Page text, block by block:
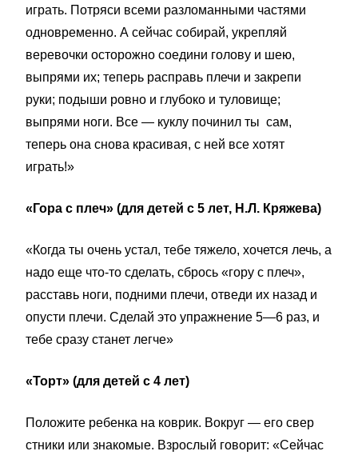
играть. Потряси всеми разломанными частями
одновременно. А сейчас собирай, укрепляй
веревочки осторожно соедини голову и шею,
выпрями их; теперь расправь плечи и закрепи
руки; подыши ровно и глубоко и туловище;
выпрями ноги. Все — куклу починил ты сам,
теперь она снова красивая, с ней все хотят
играть!»
«Гора с плеч» (для детей с 5 лет, Н.Л. Кряжева)
«Когда ты очень устал, тебе тяжело, хочется лечь, а
надо еще что-то сделать, сбрось «гору с плеч»,
расставь ноги, подними плечи, отведи их назад и
опусти плечи. Сделай это упражнение 5—6 раз, и
тебе сразу станет легче»
«Торт» (для детей с 4 лет)
Положите ребенка на коврик. Вокруг — его свер­
стники или знакомые. Взрослый говорит: «Сейчас